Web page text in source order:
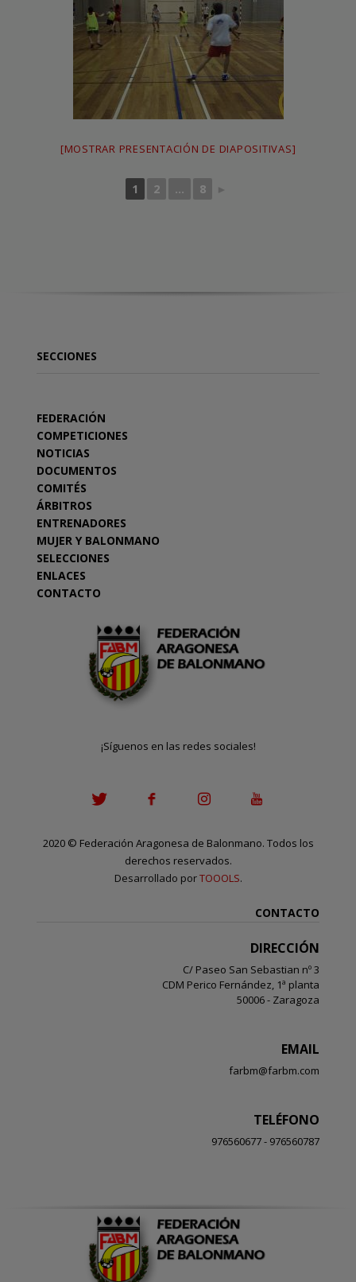
[MOSTRAR PRESENTACIÓN DE DIAPOSITIVAS]
1 2 ... 8 ►
SECCIONES
FEDERACIÓN
COMPETICIONES
NOTICIAS
DOCUMENTOS
COMITÉS
ÁRBITROS
ENTRENADORES
MUJER Y BALONMANO
SELECCIONES
ENLACES
CONTACTO
¡Síguenos en las redes sociales!
2020 © Federación Aragonesa de Balonmano. Todos los
derechos reservados.
Desarrollado porTOOOLS.
CONTACTO
DIRECCIÓN
C/ Paseo San Sebastian nº 3
CDM Perico Fernández, 1ª planta
50006 - Zaragoza
EMAIL
farbm@farbm.com
TELÉFONO
976560677 - 976560787